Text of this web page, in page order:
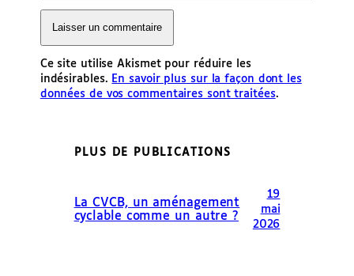
Ce site utilise Akismet pour réduire les
indésirables. En savoir plus sur la façon dont les
données de vos commentaires sont traitées.
PLUS DE PUBLICATIONS
La CVCB, un aménagement
cyclable comme un autre ?
19
mai
2026